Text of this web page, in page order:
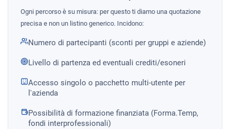
Ogni percorso è su misura: per questo ti diamo una quotazione
precisa e non un listino generico. Incidono:
Numero di partecipanti (sconti per gruppi e aziende)
Livello di partenza ed eventuali crediti/esoneri
Accesso singolo o pacchetto multi-utente per
l'azienda
Possibilità di formazione finanziata (Forma.Temp,
fondi interprofessionali)